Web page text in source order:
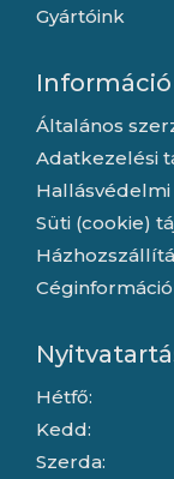
Gyártóink
Információ
Általános
Adatkezelési
Süti (cookie)
Céginformáció
Hétfő:
Kedd:
Szerda: